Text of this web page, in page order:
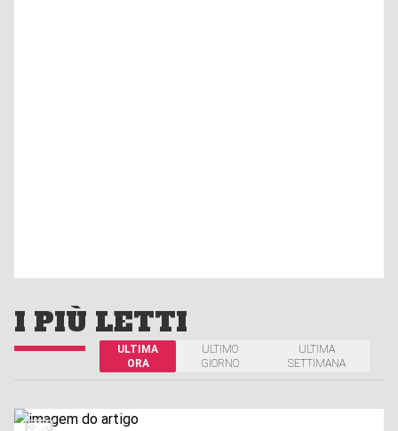
I PIÙ LETTI
ULTIMA
ORA
ULTIMO
GIORNO
ULTIMA
SETTIMANA